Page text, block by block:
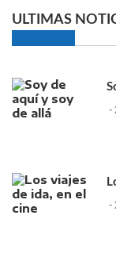
ULTIMAS
-
-